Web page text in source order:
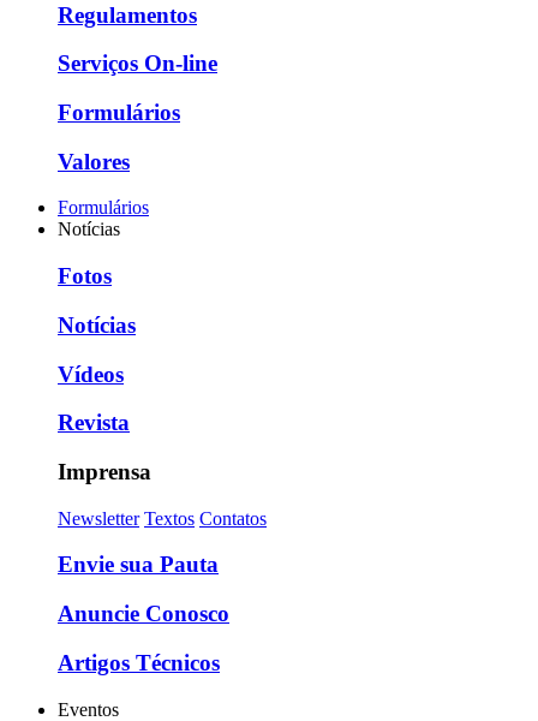
Regulamentos
Serviços On-line
Formulários
Valores
Formulários
Notícias
Fotos
Notícias
Vídeos
Revista
Imprensa
Newsletter Textos Contatos
Envie sua Pauta
Anuncie Conosco
Artigos Técnicos
Eventos